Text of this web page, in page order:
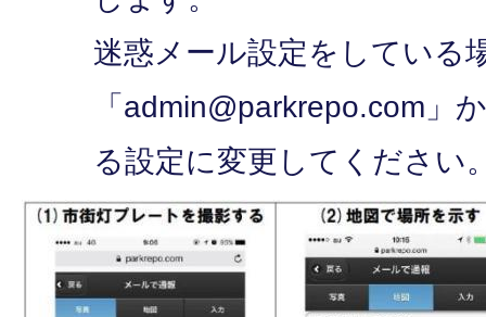
迷惑メール設定をしている
「 admin@parkrepo.com 」
る設定に変更してください